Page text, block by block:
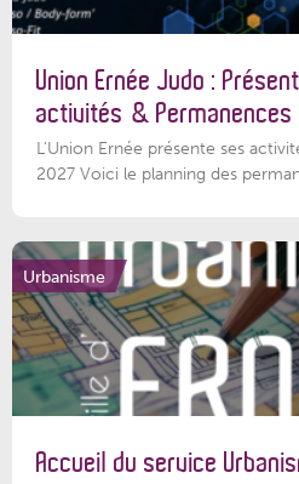
Union Ernée Judo :
activités &
L'Union Ernée présente ses
2027 Voici le planning des
Urbanisme
Accueil du service